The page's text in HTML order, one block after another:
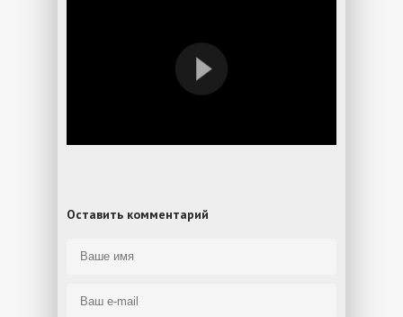
Оставить комментарий